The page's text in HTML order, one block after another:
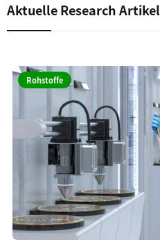
Aktuelle Research Artikel
Rohstoffe